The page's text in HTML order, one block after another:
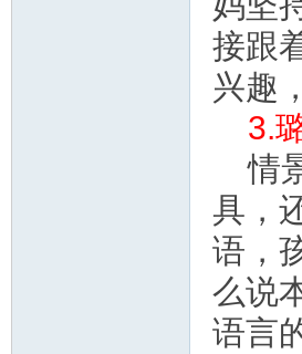
接跟
兴趣
3.
情
具，
语，
么说
语言